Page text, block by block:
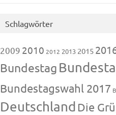
Schlagwörter
2009 2010 2012 2013 2015
Bundestag
Bundestagswahl 2017
Deutschland Die